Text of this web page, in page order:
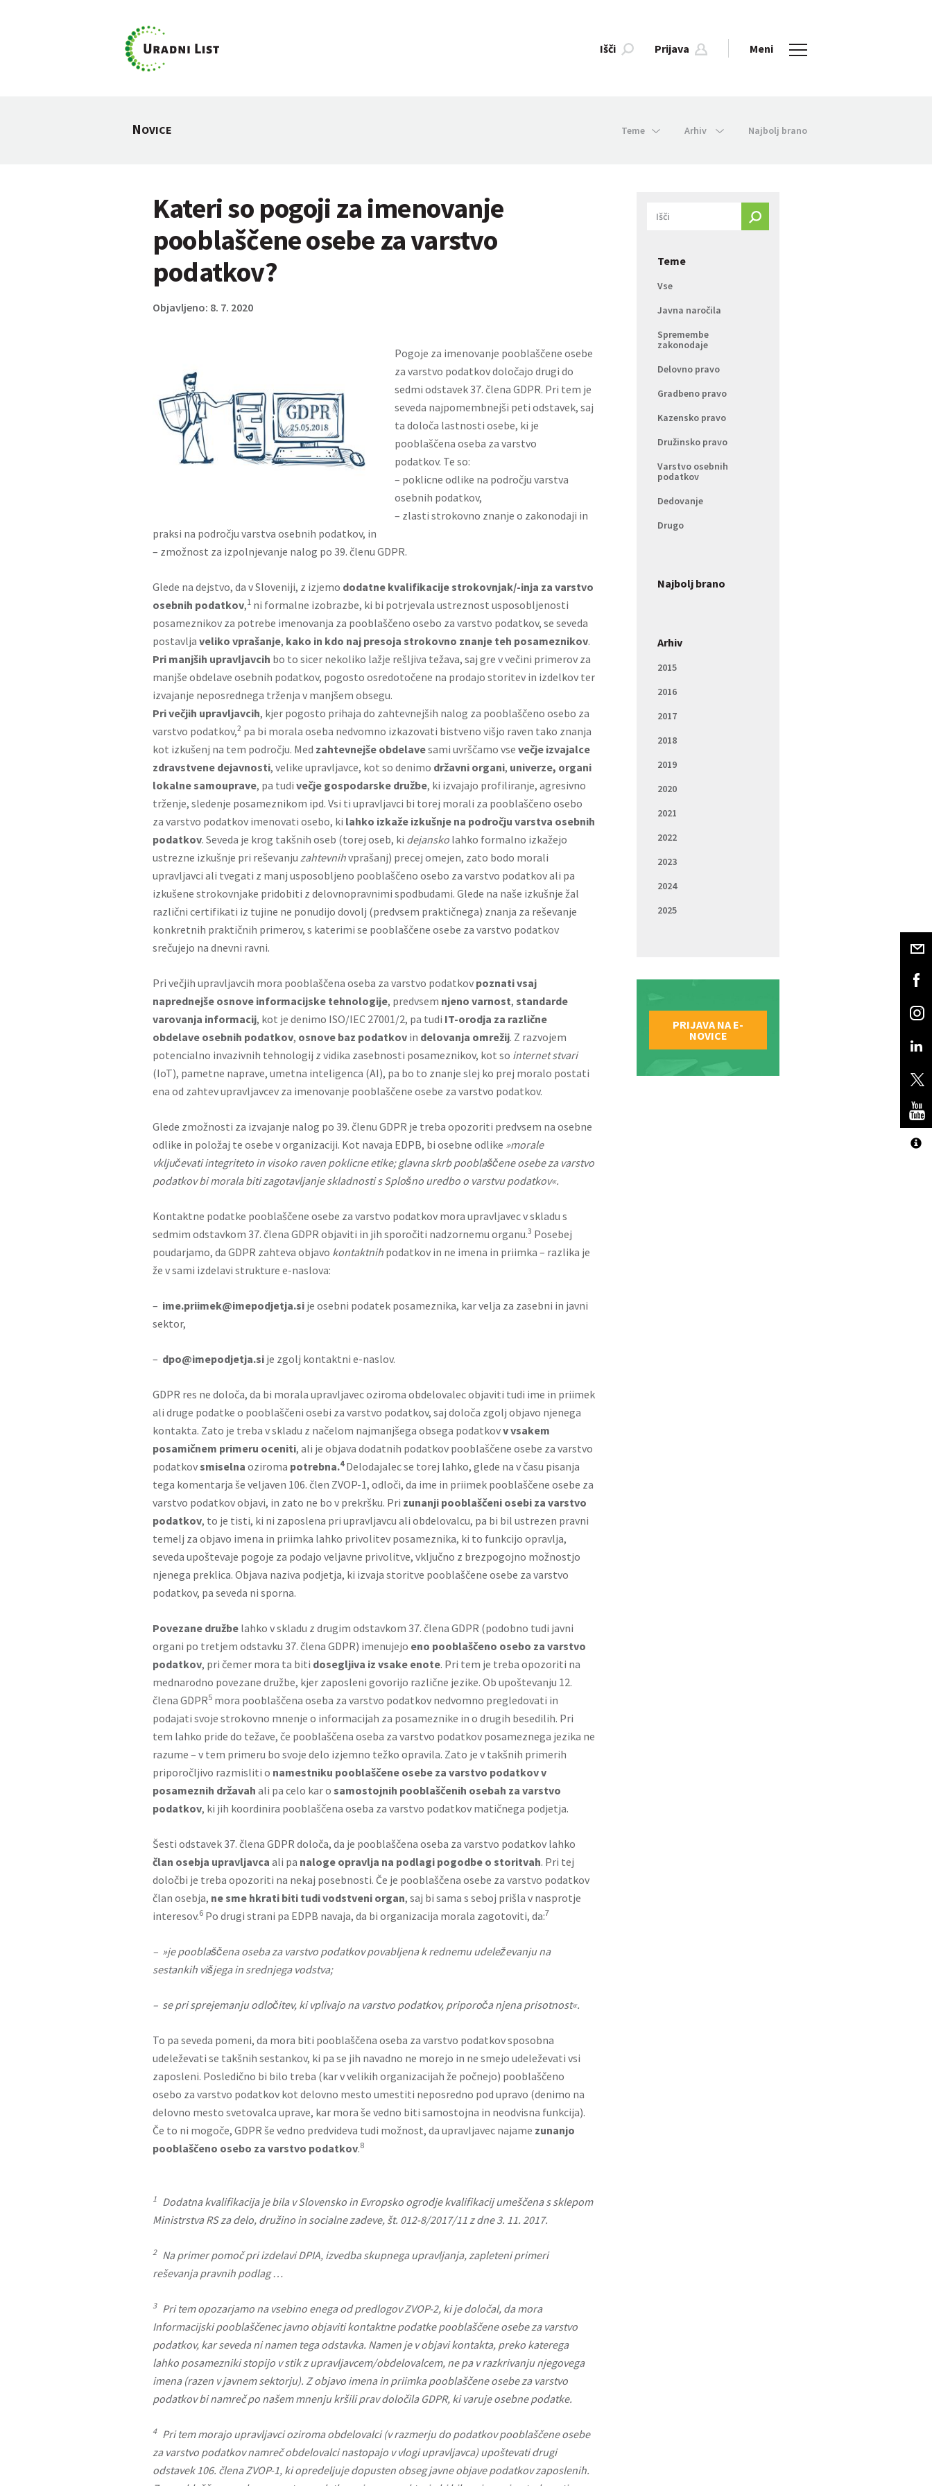
Išči Prijava Meni
NOVICE Teme Arhiv Najbolj brano
Kateri so pogoji za imenovanje
pooblaščene osebe za varstvo
podatkov?
Objavljeno: 8. 7. 2020
Pogoje za imenovanje pooblaščene osebe
za varstvo podatkovdoločajo drugi do
sedmi odstavek 37. člena GDPR. Pri tem je
seveda najpomembnejši peti odstavek, saj
ta določa lastnosti osebe, ki je
pooblaščena oseba za varstvo
podatkov. Te so:
– poklicne odlike na področju varstva
osebnih podatkov,
– zlasti strokovno znanje o zakonodaji in
praksi na področju varstva osebnih podatkov, in
– zmožnost za izpolnjevanje nalog po 39. členu GDPR.
Glede na dejstvo, da v Sloveniji, z izjemo dodatne kvalifikacije strokovnjak/-inja za varstvo
osebnih podatkov,1 ni formalne izobrazbe, ki bi potrjevala ustreznost usposobljenosti
posameznikov za potrebe imenovanja za pooblaščeno osebo za varstvo podatkov, se seveda
postavlja veliko vprašanje, kako in kdo naj presoja strokovno znanje teh posameznikov.
Pri manjših upravljavcih bo to sicer nekoliko lažje rešljiva težava, saj gre v večini primerov za
manjše obdelave osebnih podatkov, pogosto osredotočene na prodajo storitev in izdelkov ter
izvajanje neposrednega trženja v manjšem obsegu.
Pri večjih upravljavcih, kjer pogosto prihaja do zahtevnejših nalog za pooblaščeno osebo za
varstvo podatkov,2 pa bi morala oseba nedvomno izkazovati bistveno višjo raven tako znanja
kot izkušenj na tem področju. Med zahtevnejše obdelavesami uvrščamo vse večje izvajalce
zdravstvene dejavnosti, velike upravljavce, kot so denimo državni organi, univerze, organi
lokalne samouprave, pa tudi večje gospodarske družbe, ki izvajajo profiliranje, agresivno
trženje, sledenje posameznikom ipd. Vsi ti upravljavci bi torej morali za pooblaščeno osebo
za varstvo podatkov imenovati osebo, ki lahko izkaže izkušnje na področju varstva osebnih
podatkov. Seveda je krog takšnih oseb (torej oseb, ki dejansko lahko formalno izkažejo
ustrezne izkušnje pri reševanju zahtevnihvprašanj) precej omejen, zato bodo morali
upravljavci ali tvegati z manj usposobljeno pooblaščeno osebo za varstvo podatkov ali pa
izkušene strokovnjake pridobiti z delovnopravnimi spodbudami. Glede na naše izkušnje žal
različni certifikati iz tujine ne ponudijo dovolj (predvsem praktičnega) znanja za reševanje
konkretnih praktičnih primerov, s katerimi se pooblaščene osebe za varstvo podatkov
srečujejo na dnevni ravni.
Pri večjih upravljavcih mora pooblaščena oseba za varstvo podatkov poznati vsaj
naprednejše osnove informacijske tehnologije, predvsem njeno varnost, standarde
varovanja informacij, kot je denimo ISO/IEC 27001/2, pa tudi IT-orodja za različne
obdelave osebnih podatkov, osnove baz podatkov in delovanja omrežij. Z razvojem
potencialno invazivnih tehnologij z vidika zasebnosti posameznikov, kot so internet stvari
(IoT), pametne naprave, umetna inteligenca (AI), pa bo to znanje slej ko prej moralo postati
ena od zahtev upravljavcev za imenovanje pooblaščene osebe za varstvo podatkov.
Glede zmožnosti za izvajanje nalog po 39. členu GDPR je treba opozoriti predvsem na osebne
odlike in položaj te osebe v organizaciji. Kot navaja EDPB, bi osebne odlike »morale
vključevati integriteto in visoko raven poklicne etike; glavna skrb pooblaščene osebe za varstvo
podatkov bi morala biti zagotavljanje skladnosti s Splošno uredbo o varstvu podatkov«.
Kontaktne podatke pooblaščene osebe za varstvo podatkov mora upravljavec v skladu s
sedmim odstavkom 37. člena GDPR objaviti in jih sporočiti nadzornemu organu.3 Posebej
poudarjamo, da GDPR zahteva objavo kontaktnih podatkov in ne imena in priimka – razlika je
že v sami izdelavi strukture e-naslova:
– ime.priimek@imepodjetja.si je osebni podatek posameznika, kar velja za zasebni in javni
sektor,
– dpo@imepodjetja.si je zgolj kontaktni e-naslov.
GDPR res ne določa, da bi morala upravljavec oziroma obdelovalec objaviti tudi ime in priimek
ali druge podatke o pooblaščeni osebi za varstvo podatkov, saj določa zgolj objavo njenega
kontakta. Zato je treba v skladu z načelom najmanjšega obsega podatkovv vsakem
posamičnem primeru oceniti, ali je objava dodatnih podatkov pooblaščene osebe za varstvo
podatkovsmiselna oziroma potrebna.4Delodajalec se torej lahko, glede na v času pisanja
tega komentarja še veljaven 106. člen ZVOP-1, odloči, da ime in priimek pooblaščene osebe za
varstvo podatkov objavi, in zato ne bo v prekršku. Pri zunanji pooblaščeni osebi za varstvo
podatkov, to je tisti, ki ni zaposlena pri upravljavcu ali obdelovalcu, pa bi bil ustrezen pravni
temelj za objavo imena in priimka lahko privolitev posameznika, ki to funkcijo opravlja,
seveda upoštevaje pogoje za podajo veljavne privolitve, vključno z brezpogojno možnostjo
njenega preklica. Objava naziva podjetja, ki izvaja storitve pooblaščene osebe za varstvo
podatkov, pa seveda ni sporna.
Povezane družbe lahko v skladu z drugim odstavkom 37. člena GDPR (podobno tudi javni
organi po tretjem odstavku 37. člena GDPR) imenujejo eno pooblaščeno osebo za varstvo
podatkov, pri čemer mora ta biti dosegljiva iz vsake enote. Pri tem je treba opozoriti na
mednarodno povezane družbe, kjer zaposleni govorijo različne jezike. Ob upoštevanju 12.
člena GDPR5 mora pooblaščena oseba za varstvo podatkov nedvomno pregledovati in
podajati svoje strokovno mnenje o informacijah za posameznike in o drugih besedilih. Pri
tem lahko pride do težave, če pooblaščena oseba za varstvo podatkov posameznega jezika ne
razume – v tem primeru bo svoje delo izjemno težko opravila. Zato je v takšnih primerih
priporočljivo razmisliti o namestniku pooblaščene osebe za varstvo podatkov v
posameznih državah ali pa celo kar o samostojnih pooblaščenih osebah za varstvo
podatkov, ki jih koordinira pooblaščena oseba za varstvo podatkov matičnega podjetja.
Šesti odstavek 37. člena GDPR določa, da je pooblaščena oseba za varstvo podatkov lahko
član osebja upravljavca ali pa naloge opravlja na podlagi pogodbe o storitvah. Pri tej
določbi je treba opozoriti na nekaj posebnosti. Če je pooblaščena osebe za varstvo podatkov
član osebja, ne sme hkrati biti tudi vodstveni organ, saj bi sama s seboj prišla v nasprotje
interesov.6 Po drugi strani pa EDPB navaja, da bi organizacija morala zagotoviti, da:7
– »je pooblaščena oseba za varstvo podatkov povabljena k rednemu udeleževanju na
sestankih višjega in srednjega vodstva;
– se pri sprejemanju odločitev, ki vplivajo na varstvo podatkov, priporoča njena prisotnost«.
To pa seveda pomeni, da mora biti pooblaščena oseba za varstvo podatkov sposobna
udeleževati se takšnih sestankov, ki pa se jih navadno ne morejo in ne smejo udeleževati vsi
zaposleni. Posledično bi bilo treba (kar v velikih organizacijah že počnejo) pooblaščeno
osebo za varstvo podatkov kot delovno mesto umestiti neposredno pod upravo (denimo na
delovno mesto svetovalca uprave, kar mora še vedno biti samostojna in neodvisna funkcija).
Če to ni mogoče, GDPR še vedno predvideva tudi možnost, da upravljavec najame zunanjo
pooblaščeno osebo za varstvo podatkov.8
1 Dodatna kvalifikacijaje bila v Slovensko in Evropsko ogrodje kvalifikacij umeščena s sklepom
Ministrstva RS za delo, družino in socialne zadeve, št. 012-8/2017/11 z dne 3. 11. 2017.
2Na primer pomoč pri izdelavi DPIA, izvedba skupnega upravljanja, zapleteni primeri
reševanja pravnih podlag …
3Pri tem opozarjamo na vsebino enega od predlogov ZVOP-2, ki je določal, da mora
Informacijski pooblaščenec javno objaviti kontaktne podatke pooblaščene osebe za varstvo
podatkov, kar seveda ni namen tega odstavka. Namen je v objavi kontakta, preko katerega
lahko posamezniki stopijo v stik z upravljavcem/obdelovalcem, ne pa v razkrivanju njegovega
imena (razen v javnem sektorju). Z objavo imena in priimka pooblaščene osebe za varstvo
podatkov bi namreč po našem mnenju kršili prav določila GDPR, ki varuje osebne podatke.
4Pri tem morajo upravljavci oziroma obdelovalci (v razmerju do podatkov pooblaščene osebe
za varstvo podatkov namreč obdelovalci nastopajo v vlogi upravljavca) upoštevati drugi
odstavek 106. člena ZVOP-1, ki opredeljuje dopusten obseg javne objave podatkov zaposlenih.
Teme
Vse
Javna naročila
Spremembe
zakonodaje
Delovno pravo
Gradbeno pravo
Kazensko pravo
Družinsko pravo
Varstvo osebnih
podatkov
Dedovanje
Drugo
Najbolj brano
Arhiv
2015
2016
2017
2018
2019
2020
2021
2022
2023
2024
2025
PRIJAVA NA E-
NOVICE